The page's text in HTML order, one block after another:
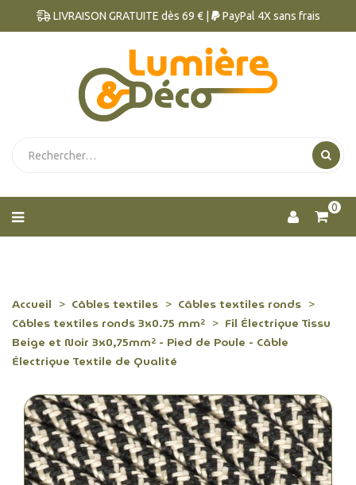
LIVRAISON GRATUITE dès 69 € | PayPal 4X sans frais
0
Accueil Câbles textiles
Câbles textiles ronds
Câbles textiles ronds 3x0.75 mm²
Fil Électrique Tissu
Beige et Noir 3x0,75mm² - Pied de Poule - Câble
Électrique Textile de Qualité